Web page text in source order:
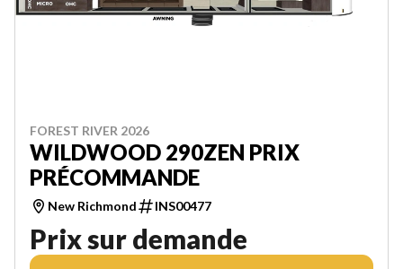
FOREST RIVER 2026
WILDWOOD 290ZEN PRIX
PRÉCOMMANDE
New Richmond INS00477
Prix sur demande